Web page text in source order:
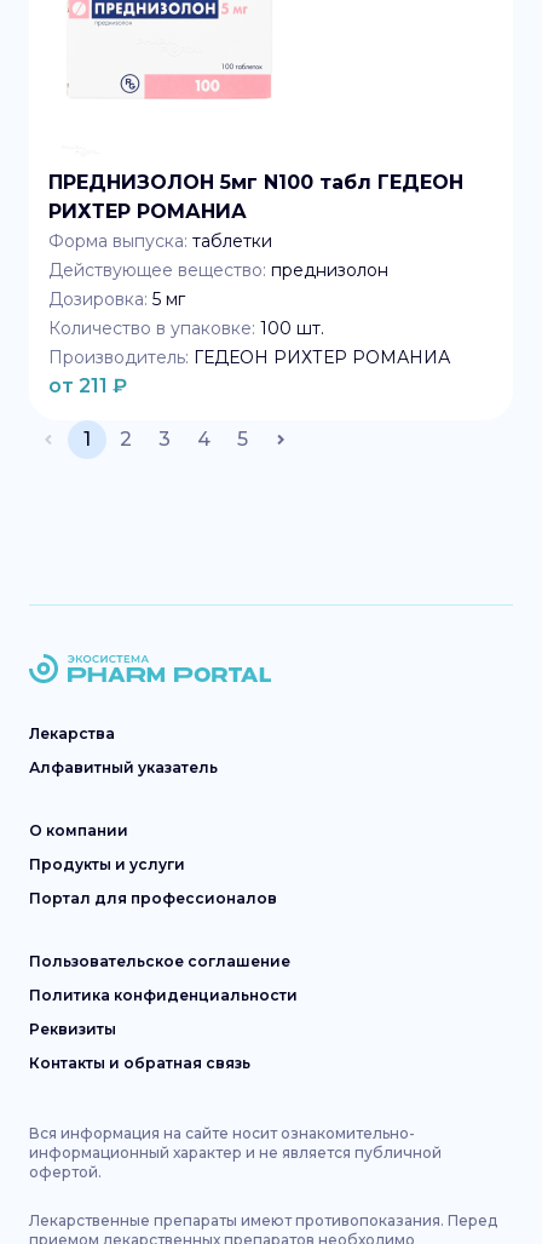
ПРЕДНИЗОЛОН 5мг N100 табл ГЕДЕОН
РИХТЕР РОМАНИА
Форма выпуска: таблетки
Действующее вещество: преднизолон
Дозировка: 5 мг
Количество в упаковке: 100 шт.
Производитель: ГЕДЕОН РИХТЕР РОМАНИА
от 211 ₽
1 2 3 4 5
Лекарства
Алфавитный указатель
О компании
Продукты и услуги
Портал для профессионалов
Пользовательское соглашение
Политика конфиденциальности
Реквизиты
Контакты и обратная связь
Вся информация на сайте носит ознакомительно-
информационный характер и не является публичной
офертой.
Лекарственные препараты имеют противопоказания. Перед
приемом лекарственных препаратов необходимо